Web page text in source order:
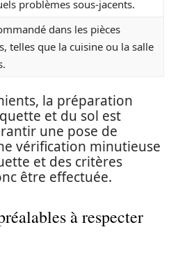
problèmes sous-jacents.
dans les pièces
telles que la cuisine ou la salle
la préparation
et du sol est
une pose de
vérification minutieuse
et des critères
être effectuée.
à respecter